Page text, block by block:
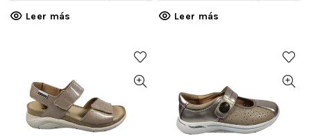
Leer más Leer más